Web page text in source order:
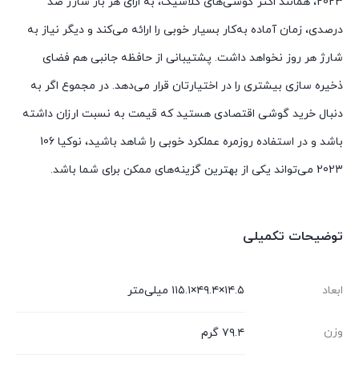
درصدی، زمان آماده به‌کار بسیار خوبی را ارائه می‌کند و دیگر نیاز به
شارژ هر روز نخواهد داشت. پشتیبانی از حافظه جانبی هم فضای
ذخیره سازی بیشتری را در اختیارتان قرار می‌دهد. در مجموع اگر به
دنبال خرید گوشی اقتصادی هستید که قیمت به نسبت ارزان داشته
باشد و در استفاده روزمره عملکرد خوبی را شاهد باشید، نوکیا 106
2023 می‌تواند یکی از بهترین گزینه‌های ممکن برای شما باشد.
توضیحات تکمیلی
ابعاد ۱۴.۵×۴۹.۴×۱۱۵.۱ میلی‌متر
وزن ۷۹.۴ گرم